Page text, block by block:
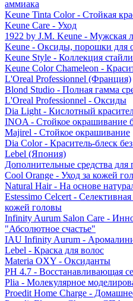
аммиака
Keune Tinta Color - Стойкая
Keune Care - Уход
1922 by J.M. Keune - Мужская
Keune - Оксиды, порошки для
Keune Style - Коллекция
Keune Color Chameleon -
L'Oreal Professionnel (Франция)
Blond Studio - Полная гамма
L'Oreal Professionnel - Оксиды
Dia Light - Кислотный
INOA - Стойкое окрашивание
Majirel - Стойкое окрашивание
Dia Color - Краситель-блеск
Lebel (Япония)
Дополнительные средства
Cool Orange - Уход за кожей
Natural Hair - На основе
Estessimo Celcert -
кожей головы
Infinity Aurum Salon Care -
"Абсолютное счастье"
IAU Infinity Aurum -
Lebel - Краска для волос
Materia OXY - Оксиданты
PH 4.7 - Восстанавливающая
Plia - Молекулярное
Proedit Home Charge -